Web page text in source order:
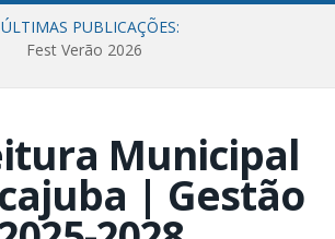
ÚLTIMAS PUBLICAÇÕES:
Fest Verão 2026